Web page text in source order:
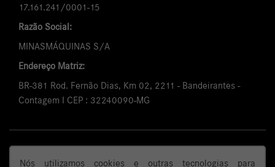
17.161.241/0001-15
Razão Social:
MINASMÁQUINAS S/A
Endereço Matriz:
BR-381 Rod. Fernão Dias, Km 02, 2211 - Bandeirantes -
Contagem I CEP : 32240090-MG
Uma empresa da Daimler Truck AG
Nós utilizamos cookies e outras tecnologias para